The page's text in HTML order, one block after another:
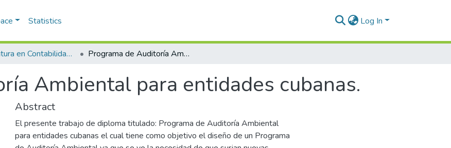
Statistics Log In
Licenciatura en Contabilidad y Finanzas Programa de Auditoría Ambiental para entidades cubanas.
Ambiental para entidades cubanas.
Abstract
El presente trabajo de diploma titulado: Programa de Auditoría Ambiental
para entidades cubanas el cual tiene como objetivo el diseño de un Programa